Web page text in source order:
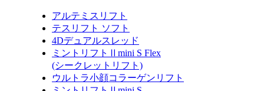
アルテミスリフト
テスリフト ソフト
4Dデュアルスレッド
ミントリフトⅡmini S Flex
(シークレットリフト)
ウルトラ小顔コラーゲンリフト